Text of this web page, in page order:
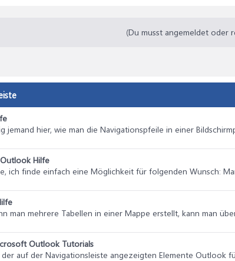
(Du musst angemeldet oder
jemand hier, wie man die Navigationspfeile in einer
Hilfe
ich finde einfach eine Möglichkeit für folgenden Wunsch:
man mehrere Tabellen in einer Mappe erstellt, kann man
Outlook Tutorials
der auf der Navigationsleiste angezeigten Elemente